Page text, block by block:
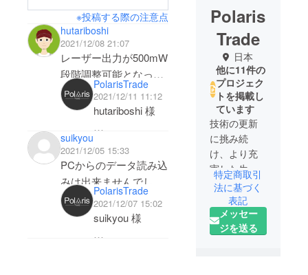
※投稿する際の注意点
hutariboshi
2021/12/08 21:07
レーザー出力が500mW
段階調整可能となって
いますが、詳しくご説
明頂けますでしょう
PolarisTrade
2021/12/11 11:12
hutariboshi 様
お問い合わせい
ただき、まこと
にありがとうご
ざいます。(^^)
Polaris Tradeで
こざいます。
ご質問に回答さ
suikyou
2021/12/05 15:33
PCからのデータ読み込
みは出来ませんでしょ
うか？
また、緊急停止ボタン
PolarisTrade
2021/12/07 15:02
suikyou 様
Polaris
Trade
日本
他に11件の
プロジェク
トを掲載し
ています
技術の更新
に挑み続
け、より充
実した生活
を。
Polaris
Tradeは日本
国内を中心
特定商取引
法に基づく
表記
メッセー
ジを送る